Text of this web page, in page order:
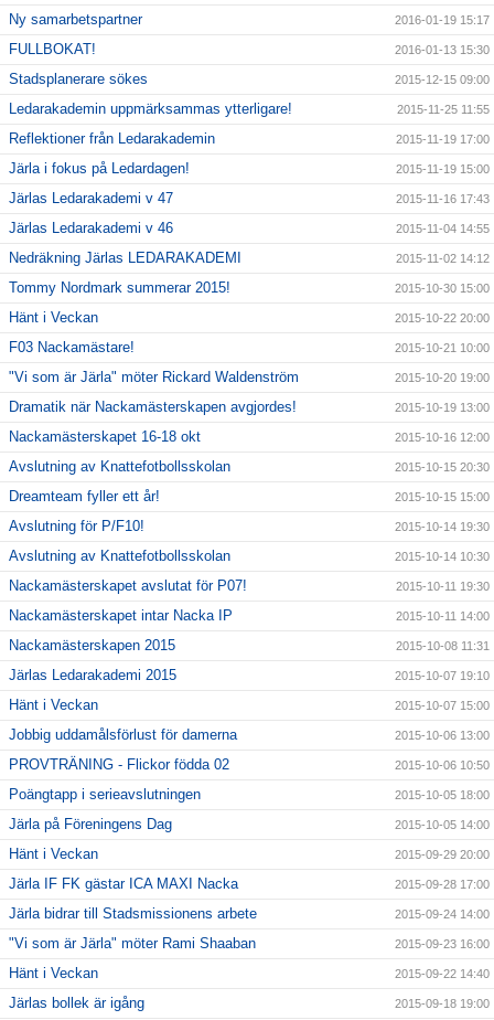
Ny samarbetspartner 2016-01-19 15:17
FULLBOKAT! 2016-01-13 15:30
Stadsplanerare sökes 2015-12-15 09:00
Ledarakademin uppmärksammas ytterligare! 2015-11-25 11:55
Reflektioner från Ledarakademin 2015-11-19 17:00
Järla i fokus på Ledardagen! 2015-11-19 15:00
Järlas Ledarakademi v 47 2015-11-16 17:43
Järlas Ledarakademi v 46 2015-11-04 14:55
Nedräkning Järlas LEDARAKADEMI 2015-11-02 14:12
Tommy Nordmark summerar 2015! 2015-10-30 15:00
Hänt i Veckan 2015-10-22 20:00
F03 Nackamästare! 2015-10-21 10:00
"Vi som är Järla" möter Rickard Waldenström 2015-10-20 19:00
Dramatik när Nackamästerskapen avgjordes! 2015-10-19 13:00
Nackamästerskapet 16-18 okt 2015-10-16 12:00
Avslutning av Knattefotbollsskolan 2015-10-15 20:30
Dreamteam fyller ett år! 2015-10-15 15:00
Avslutning för P/F10! 2015-10-14 19:30
Avslutning av Knattefotbollsskolan 2015-10-14 10:30
Nackamästerskapet avslutat för P07! 2015-10-11 19:30
Nackamästerskapet intar Nacka IP 2015-10-11 14:00
Nackamästerskapen 2015 2015-10-08 11:31
Järlas Ledarakademi 2015 2015-10-07 19:10
Hänt i Veckan 2015-10-07 15:00
Jobbig uddamålsförlust för damerna 2015-10-06 13:00
PROVTRÄNING - Flickor födda 02 2015-10-06 10:50
Poängtapp i serieavslutningen 2015-10-05 18:00
Järla på Föreningens Dag 2015-10-05 14:00
Hänt i Veckan 2015-09-29 20:00
Järla IF FK gästar ICA MAXI Nacka 2015-09-28 17:00
Järla bidrar till Stadsmissionens arbete 2015-09-24 14:00
"Vi som är Järla" möter Rami Shaaban 2015-09-23 16:00
Hänt i Veckan 2015-09-22 14:40
Järlas bollek är igång 2015-09-18 19:00